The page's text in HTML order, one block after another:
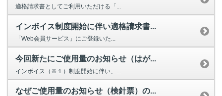
適格請求書としてご利用いただける「...
インボイス制度開始に伴い適格請求書...
「Web会員サービス」にご登録いた...
今回新たにご使用量のお知らせ（はが...
インボイス（※１）制度開始に伴い、...
なぜご使用量のお知らせ（検針票）の...
information including Cookies on our website, please refer to
Cookies Details
Privacy Policy